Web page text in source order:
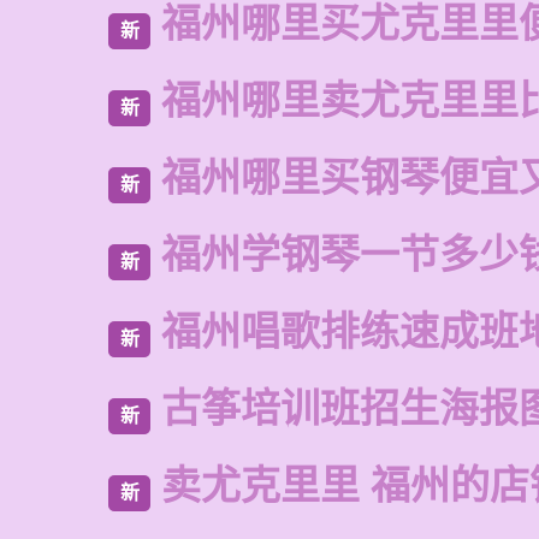
新 福州哪里买尤克里里
新 福州哪里卖尤克里里
新 福州哪里买钢琴便宜
新 福州学钢琴一节多少
新 福州唱歌排练速成班
新 古筝培训班招生海报
新 卖尤克里里 福州的店